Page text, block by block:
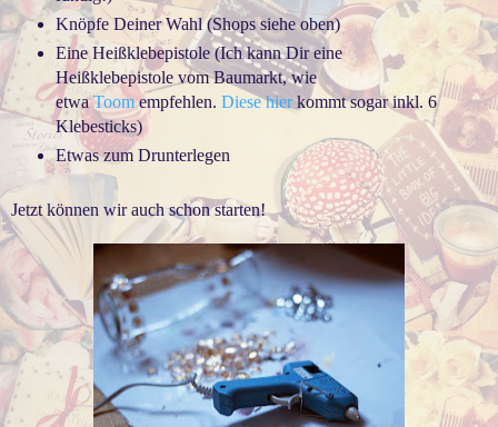
Knöpfe Deiner Wahl (Shops siehe oben)
Eine Heißklebepistole (Ich kann Dir eine
Heißklebepistole vom Baumarkt, wie
etwaToomempfehlen. Diese hierkommt sogar inkl. 6
Klebesticks)
Etwas zum Drunterlegen
Jetzt können wir auch schon starten!